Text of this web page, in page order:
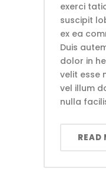
exerci
suscipit
ex ea
Duis
dolor in
velit esse
vel illum
nulla
READ